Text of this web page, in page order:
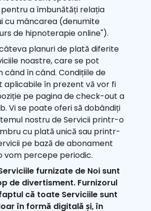
a îmbunătăți relația
cu mâncarea (denumite
de hipnoterapie online").
planuri de plată diferite
noastre, care se pot
când în când. Condițiile de
aplicabile în prezent vă vor fi
pe pagina de check-out a
Vi se poate oferi să dobândiți
nostru de Servicii printr-o
cu plată unică sau printr-
pe bază de abonament
vom percepe periodic.
furnizate de Noi sunt
de divertisment. Furnizorul
că toate Serviciile sunt
în formă digitală și, în